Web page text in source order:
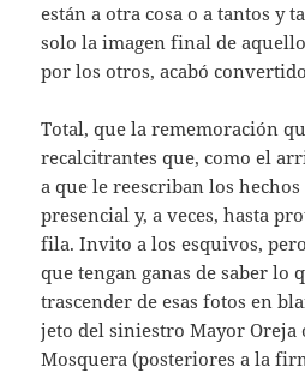
están a otra cosa o a tantos y
solo la imagen final de
por los otros, acabó
Total, que la rememoración
recalcitrantes que, como el
a que le reescriban los
presencial y, a veces, hasta
fila. Invito a los esquivos,
que tengan ganas de saber lo
trascender de esas fotos en
jeto del siniestro Mayor Oreja
Mosquera (posteriores a la